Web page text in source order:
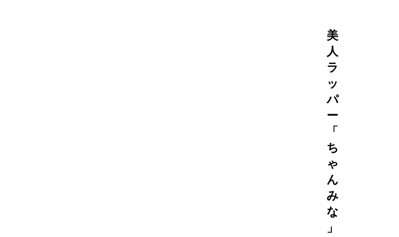
美
人
ラ
ッ
パ
ー
「
ち
ゃ
ん
み
な
」